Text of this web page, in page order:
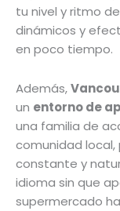
tu nivel y ritmo
dinámicos y
en poco tiempo.
Además,
un entorno de
una familia de
comunidad
constante y
idioma sin que
supermercado